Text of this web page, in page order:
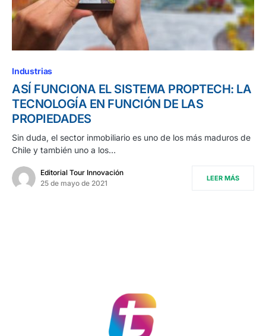
Industrias
ASÍ FUNCIONA EL SISTEMA PROPTECH: LA
TECNOLOGÍA EN FUNCIÓN DE LAS
PROPIEDADES
Sin duda, el sector inmobiliario es uno de los más maduros de
Chile y también uno a los…
Editorial Tour Innovación
25 de mayo de 2021
LEER MÁS